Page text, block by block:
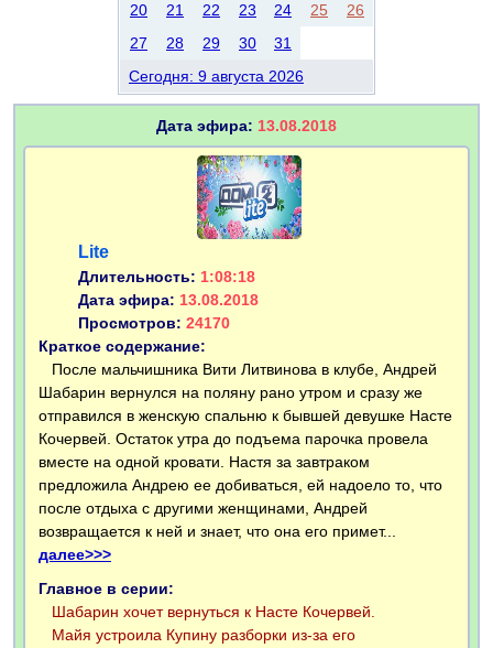
20
21 22 23 24 25
26
27
28 29 30
31
Сегодня: 9 августа 2026
Дата эфира: 13.08.2018
Lite
Длительность: 1:08:18
Дата эфира: 13.08.2018
Просмотров: 24170
Краткое содержание:
После мальчишника Вити Литвинова в клубе, Андрей
Шабарин вернулся на поляну рано утром и сразу же
отправился в женскую спальню к бывшей девушке Насте
Кочервей. Остаток утра до подъема парочка провела
вместе на одной кровати. Настя за завтраком
предложила Андрею ее добиваться, ей надоело то, что
после отдыха с другими женщинами, Андрей
возвращается к ней и знает, что она его примет...
далее>>>
Главное в серии:
Шабарин хочет вернуться к Насте Кочервей.
Майя устроила Купину разборки из-за его